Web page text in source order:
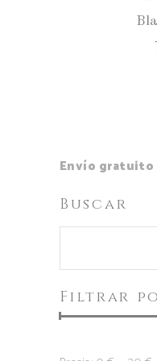
Envío gratuito
Buscar
Filtrar